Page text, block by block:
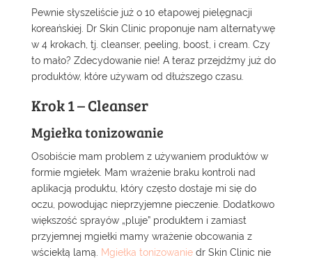
Pewnie słyszeliście już o 10 etapowej pielęgnacji
koreańskiej. Dr Skin Clinic proponuje nam alternatywę
w 4 krokach, tj. cleanser, peeling, boost, i cream. Czy
to mało? Zdecydowanie nie! A teraz przejdźmy już do
produktów, które używam od dłuższego czasu.
Krok 1 – Cleanser
Mgiełka tonizowanie
Osobiście mam problem z używaniem produktów w
formie mgiełek. Mam wrażenie braku kontroli nad
aplikacją produktu, który często dostaje mi się do
oczu, powodując nieprzyjemne pieczenie. Dodatkowo
większość sprayów „pluje” produktem i zamiast
przyjemnej mgiełki mamy wrażenie obcowania z
wściekłą lamą. Mgiełka tonizowaniedr Skin Clinic nie